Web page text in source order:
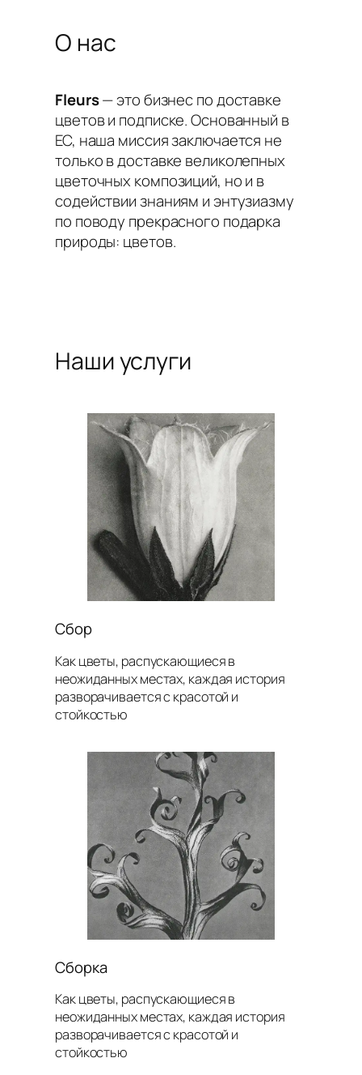
О нас
Fleurs— это бизнес по доставке
цветов и подписке. Основанный в
ЕС, наша миссия заключается не
только в доставке великолепных
цветочных композиций, но и в
содействии знаниям и энтузиазму
по поводу прекрасного подарка
природы: цветов.
Наши услуги
Сбор
Как цветы, распускающиеся в
неожиданных местах, каждая история
разворачивается с красотой и
стойкостью
Сборка
Как цветы, распускающиеся в
неожиданных местах, каждая история
разворачивается с красотой и
стойкостью